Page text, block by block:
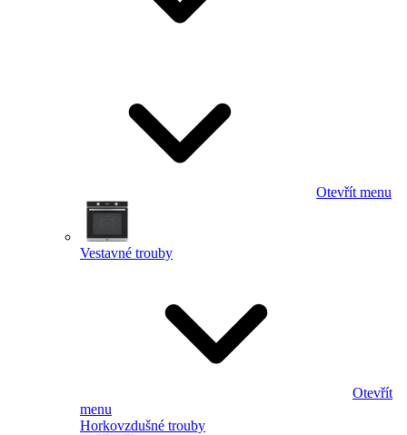
Otevřít menu
Vestavné trouby
Otevřít
menu
Horkovzdušné trouby